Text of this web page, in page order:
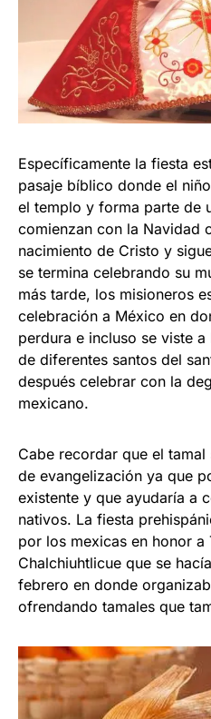
Específicamente la fiesta
pasaje bíblico donde el
el templo y forma parte de
comienzan con la Navidad
nacimiento de Cristo y
se termina celebrando su
más tarde, los misioneros
celebración a México en
perdura e incluso se viste
de diferentes santos del
después celebrar con la
mexicano.
Cabe recordar que el
de evangelización ya que
existente y que ayudaría a
nativos. La fiesta
por los mexicas en honor
Chalchiuhtlicue que se
febrero en donde
ofrendando tamales que